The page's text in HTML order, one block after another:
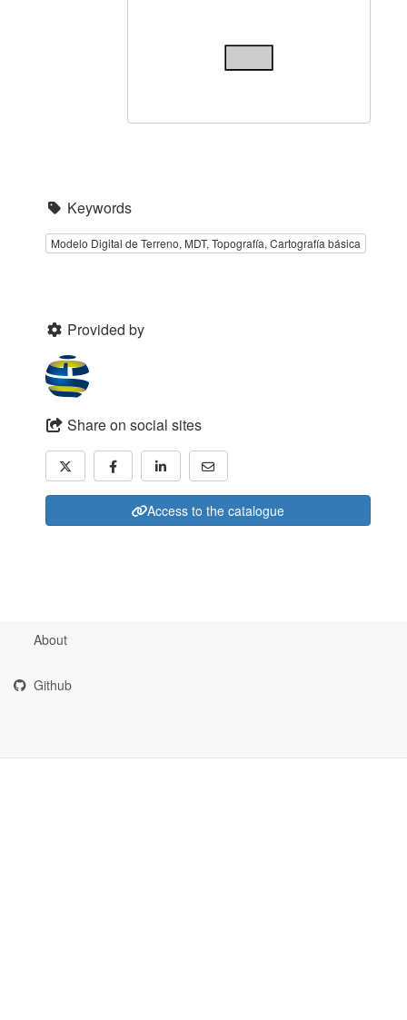
Keywords
Modelo Digital de Terreno, MDT, Topografía, Cartografía básica
Provided by
Share on social sites
Access to the catalogue
About
Github